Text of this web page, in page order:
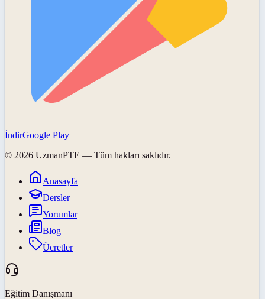
İndirGoogle Play
© 2026 UzmanPTE — Tüm hakları saklıdır.
Anasayfa
Dersler
Yorumlar
Blog
Ücretler
Eğitim Danışmanı